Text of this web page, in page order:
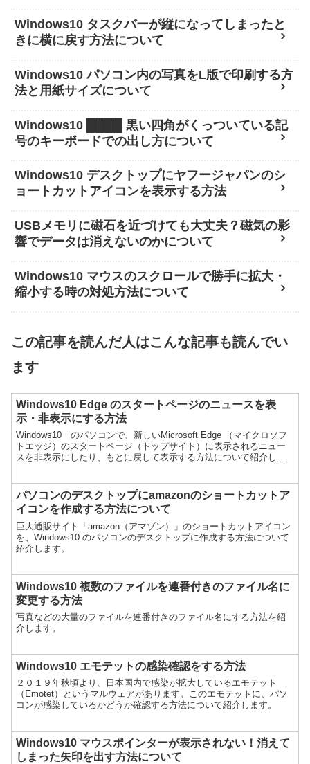
Windows10 タスクバーが縦になってしまったと
きに横に戻す方法について
Windows10 パソコン内の写真をL版で印刷する方
法と用紙サイズについて
Windows10 ████ 黒い四角がくっついている記
号のキーボードでの出し方について
Windows10 デスクトップにヤフージャパンのシ
ョートカットアイコンを表示する方法
USBメモリに磁石を近づけても大丈夫？磁気の影
響でデータは消えないのかについて
Windows10 マウスのスクロールで勝手に拡大・
縮小する時の対処方法について
この記事を読んだ人はこんな記事も読んでい
ます
Windows10 Edge のスタートページのニュースを表
示・非表示にする方法
Windows10 のパソコンで、新しいMicrosoft Edge （マイクロソフ
トエッジ）のスタートページ（トップサイト）に表示されるニュー
スを非表示にしたり、もとに戻して表示する方法について紹介しま
パソコンのデスクトップにamazonのショートカットア
イコンを作成する方法について
巨大通販サイト「amazon（アマゾン）」のショートカットアイコン
を、Windows10 のパソコンのデスクトップに作成する方法について
紹介します。
Windows10 複数のファイルを連番付きのファイル名に
変更する方法
写真などの大量のファイルを連番付きのファイル名にする方法を紹
介します。
Windows10 エモテットの感染確認をする方法
２０１９年秋頃より、日本国内で感染が拡大しているエモテット
（Emotet）というマルウェアがあります。このエモテットに、パソ
コンが感染しているかどうか確認する方法について紹介します。
Windows10 マウスポインターが表示されない！消えて
しまった矢印を出す方法について